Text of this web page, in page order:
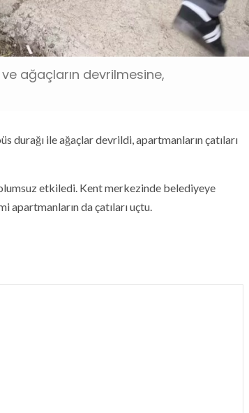
ağaçların devrilmesine,
ile ağaçlar devrildi, apartmanların çatıları
etkiledi. Kent merkezinde belediyeye
apartmanların da çatıları uçtu.